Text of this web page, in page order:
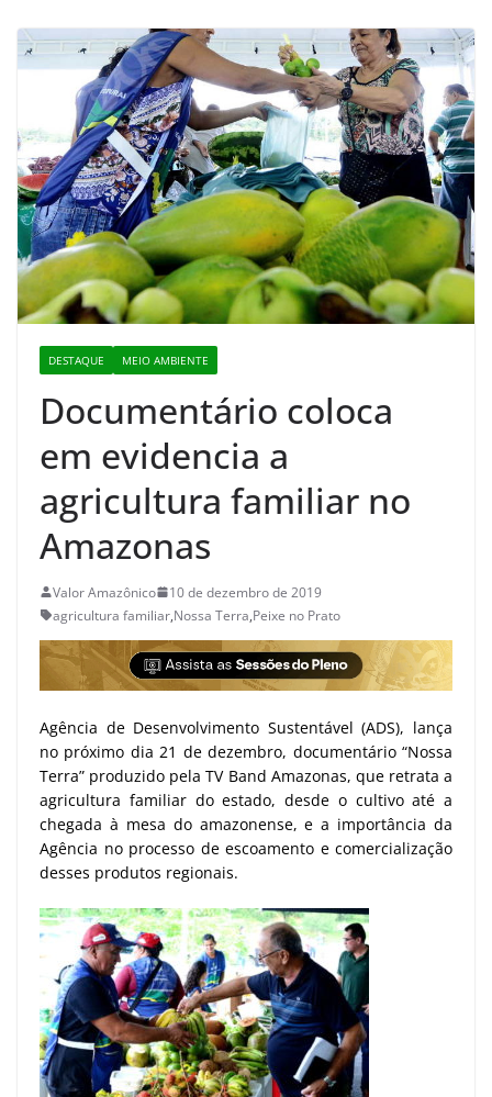
DESTAQUE MEIO AMBIENTE
Documentário coloca
em evidencia a
agricultura familiar no
Amazonas
Valor Amazônico
10 de dezembro de 2019
agricultura familiar,Nossa Terra,Peixe no Prato
Agência de Desenvolvimento Sustentável (ADS), lança
no próximo dia 21 de dezembro, documentário “Nossa
Terra” produzido pela TV Band Amazonas, que retrata a
agricultura familiar do estado, desde o cultivo até a
chegada à mesa do amazonense, e a importância da
Agência no processo de escoamento e comercialização
desses produtos regionais.